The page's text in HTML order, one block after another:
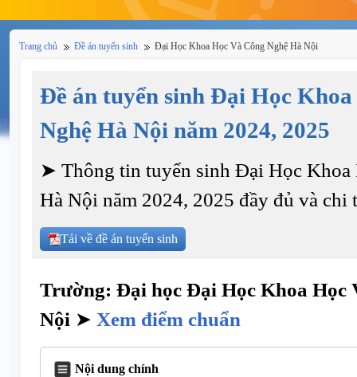
Trang chủ Đề án tuyển sinh Đại Học Khoa Học Và Công Nghệ Hà Nội
Đề án tuyển sinh Đại Học
Nghệ Hà Nội năm 2024, 2025
➤ Thông tin tuyển sinh Đại Học Khoa
Hà Nội năm 2024, 2025 đầy đủ và chi
Tải về đề án tuyển sinh
Trường: Đại học Đại Học Khoa Học
Nội ➤ Xem điểm chuẩn
Nội dung chính